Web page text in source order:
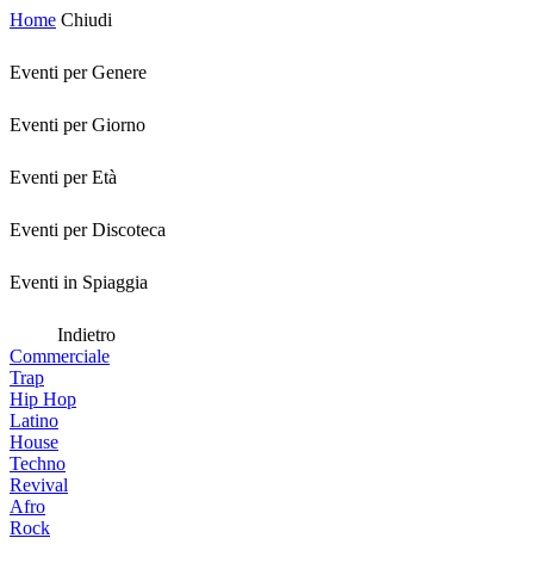
Home Chiudi
Eventi per Genere
Eventi per Giorno
Eventi per Età
Eventi per Discoteca
Eventi in Spiaggia
Indietro
Commerciale
Trap
Hip Hop
Latino
House
Techno
Revival
Afro
Rock